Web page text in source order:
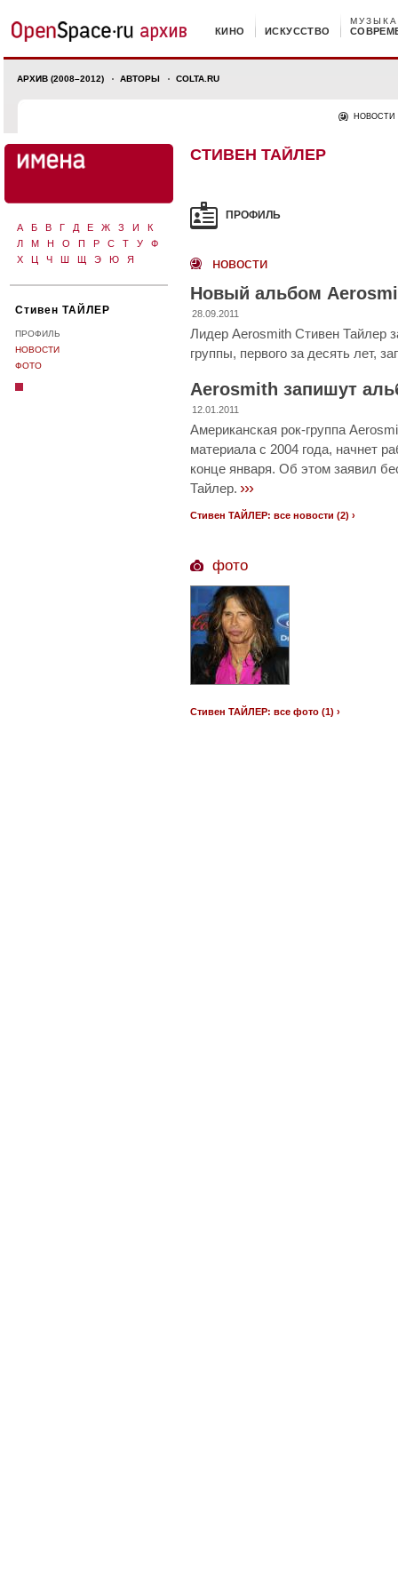
КИНО ИСКУССТВО
МУЗЫКА
АРХИВ (2008–2012) АВТОРЫ COLTA.RU
НОВОСТИ
А Б В Г Д Е Ж З И
К
Л
М Н О П Р С Т У
Ф
Х
Ц Ч Ш Щ Э Ю Я
Стивен ТАЙЛЕР
ПРОФИЛЬ
НОВОСТИ
ФОТО
СТИВЕН ТАЙЛЕР
ПРОФИЛЬ
новости
Новый альбом
28.09.2011
Лидер Aerosmith Стивен Тайлер
группы, первого за десять лет,
Aerosmith запишут
12.01.2011
Американская рок-группа
материала с 2004 года, начнет
конце января. Об этом заявил
Тайлер. ›››
Стивен ТАЙЛЕР: все новости (2) ›
фото
Стивен ТАЙЛЕР: все фото (1) ›